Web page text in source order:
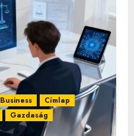
Business
Címlap
Gazdaság